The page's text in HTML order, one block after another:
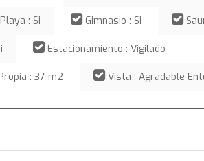
: Si Gimnasio : Si
Estacionamiento : Vigilado
: 37 m2 Vista : Agradable